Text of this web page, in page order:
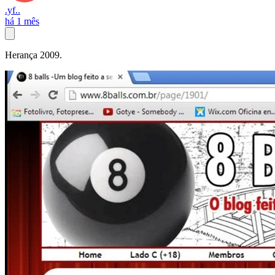
.yf..
há 1 mês
Herança 2009.